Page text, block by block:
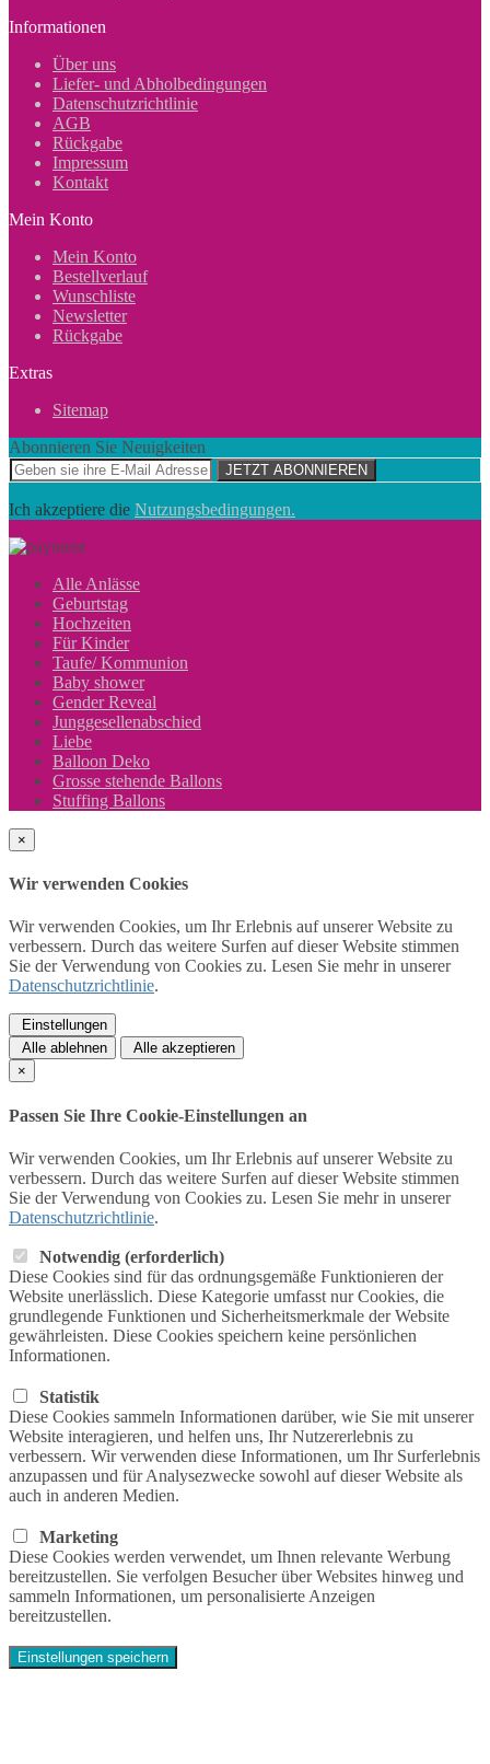
Informationen
Über uns
Liefer- und Abholbedingungen
Datenschutzrichtlinie
AGB
Rückgabe
Impressum
Kontakt
Mein Konto
Mein Konto
Bestellverlauf
Wunschliste
Newsletter
Rückgabe
Extras
Sitemap
Abonnieren Sie Neuigkeiten
JETZT ABONNIEREN
Ich akzeptiere die Nutzungsbedingungen.
Alle Anlässe
Geburtstag
Hochzeiten
Für Kinder
Taufe/ Kommunion
Baby shower
Gender Reveal
Junggesellenabschied
Liebe
Balloon Deko
Grosse stehende Ballons
Stuffing Ballons
×
Wir verwenden Cookies
Wir verwenden Cookies, um Ihr Erlebnis auf unserer Website zu
verbessern. Durch das weitere Surfen auf dieser Website stimmen
Sie der Verwendung von Cookies zu. Lesen Sie mehr in unserer
Datenschutzrichtlinie.
Einstellungen
Alle ablehnen
Alle akzeptieren
×
Passen Sie Ihre Cookie-Einstellungen an
Wir verwenden Cookies, um Ihr Erlebnis auf unserer Website zu
verbessern. Durch das weitere Surfen auf dieser Website stimmen
Sie der Verwendung von Cookies zu. Lesen Sie mehr in unserer
Datenschutzrichtlinie.
Notwendig (erforderlich)
Diese Cookies sind für das ordnungsgemäße Funktionieren der
Website unerlässlich. Diese Kategorie umfasst nur Cookies, die
grundlegende Funktionen und Sicherheitsmerkmale der Website
gewährleisten. Diese Cookies speichern keine persönlichen
Informationen.
Statistik
Diese Cookies sammeln Informationen darüber, wie Sie mit unserer
Website interagieren, und helfen uns, Ihr Nutzererlebnis zu
verbessern. Wir verwenden diese Informationen, um Ihr Surferlebnis
anzupassen und für Analysezwecke sowohl auf dieser Website als
auch in anderen Medien.
Marketing
Diese Cookies werden verwendet, um Ihnen relevante Werbung
bereitzustellen. Sie verfolgen Besucher über Websites hinweg und
sammeln Informationen, um personalisierte Anzeigen
bereitzustellen.
Einstellungen speichern